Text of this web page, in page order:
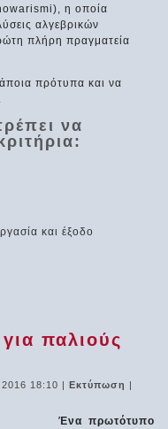
η οποία
αλγεβρικών
πλήρη πραγματεία
πρότυπα και να
να
και έξοδο
παλιούς
2016 18:10 |Εκτύπωση |
Ένα πρωτότυπο